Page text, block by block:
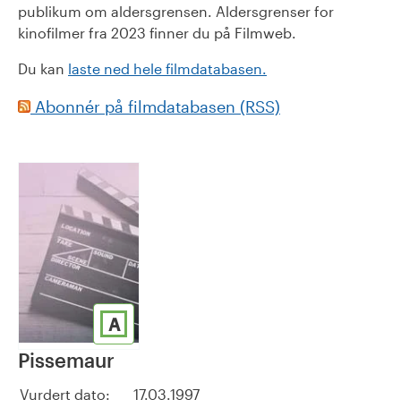
publikum om aldersgrensen. Aldersgrenser for
kinofilmer fra 2023 finner du på Filmweb.
Du kan laste ned hele filmdatabasen.
Abonnér på filmdatabasen (RSS)
A
Pissemaur
Vurdert dato:
17.03.1997